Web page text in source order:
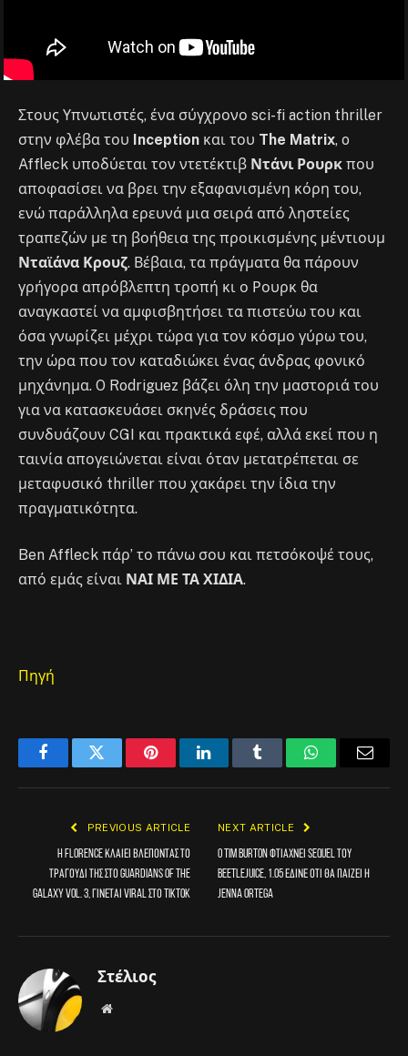
Στους Υπνωτιστές, ένα σύγχρονο sci-fi action thriller
στην φλέβα του Inception και του The Matrix, o
Affleck υποδύεται τον ντετέκτιβ Ντάνι Ρουρκ που
αποφασίσει να βρει την εξαφανισμένη κόρη του,
ενώ παράλληλα ερευνά μια σειρά από ληστείες
τραπεζών με τη βοήθεια της προικισμένης μέντιουμ
Νταϊάνα Κρουζ. Βέβαια, τα πράγματα θα πάρουν
γρήγορα απρόβλεπτη τροπή κι ο Ρουρκ θα
αναγκαστεί να αμφισβητήσει τα πιστεύω του και
όσα γνωρίζει μέχρι τώρα για τον κόσμο γύρω του,
την ώρα που τον καταδιώκει ένας άνδρας φονικό
μηχάνημα. O Rodriguez βάζει όλη την μαστοριά του
για να κατασκευάσει σκηνές δράσεις που
συνδυάζουν CGI και πρακτικά εφέ, αλλά εκεί που η
ταινία απογειώνεται είναι όταν μετατρέπεται σε
μεταφυσικό thriller που χακάρει την ίδια την
πραγματικότητα.
Ben Affleck πάρ’ το πάνω σου και πετσόκοψέ τους,
από εμάς είναι ΝΑΙ ΜΕ ΤΑ ΧΙΔΙΑ.
Πηγή
FacebookTwitter PinterestLinkedInTumblr WhatsApp
PREVIOUS ARTICLE
H Florence κλαίει βλέποντας το
τραγούδι της στο Guardians of the
Galaxy vol. 3, γίνεται viral στο TikTok
NEXT ARTICLE
O Tim Burton φτιάχνει sequel του
Beetlejuice, 1.05 έδινε ότι θα παίζει η
Jenna Ortega
Στέλιος
Website